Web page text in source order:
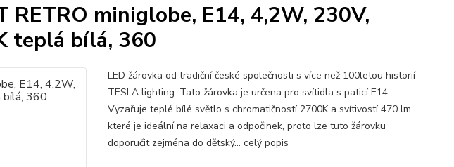
RETRO miniglobe, E14, 4,2W, 230V,
teplá bílá, 360
LED žárovka od tradiční české společnosti s více než 100letou historií
TESLA lighting. Tato žárovka je určena pro svítidla s paticí E14.
Vyzařuje teplé bílé světlo s chromatičností 2700K a svítivostí 470 lm,
které je ideální na relaxaci a odpočinek, proto lze tuto žárovku
doporučit zejména do dětský... celý popis